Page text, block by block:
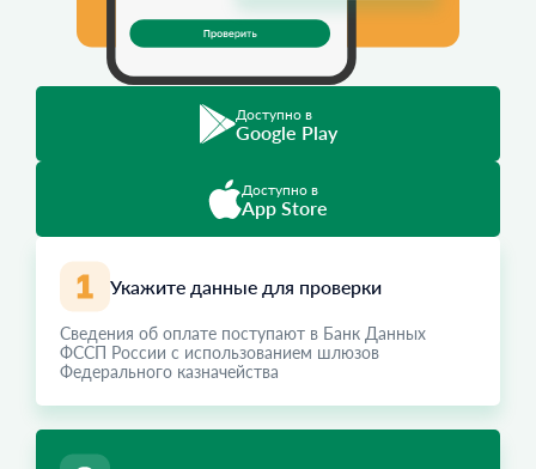
Укажите данные для проверки
Сведения об оплате поступают в Банк Данных
ФССП России с использованием шлюзов
Федерального казначейства
Доступно в
Google Play
Доступно в
App Store